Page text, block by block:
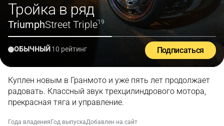
Тройка в ряд
TriumphStreet Triple'19
ОБЫЧНЫЙ10 рейтинг Подписаться
Куплен новым в Гранмото и уже пять лет продолжает
радовать. Классный звук трехцилиндрового мотора,
прекрасная тяга и управление.
Года владения Год выпускаДобавлен на сайт